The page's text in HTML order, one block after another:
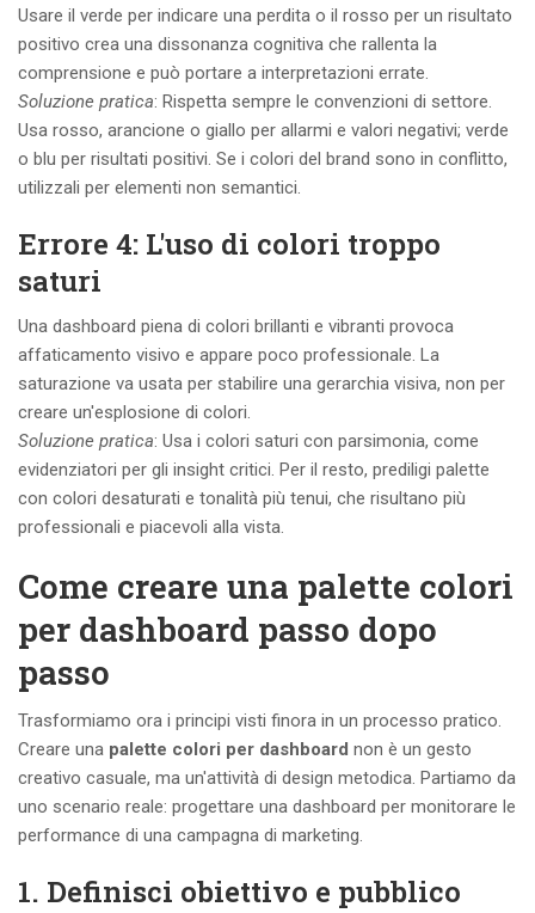
Usare il verde per indicare una perdita o il rosso per un risultato
positivo crea una dissonanza cognitiva che rallenta la
comprensione e può portare a interpretazioni errate.
Soluzione pratica: Rispetta sempre le convenzioni di settore.
Usa rosso, arancione o giallo per allarmi e valori negativi; verde
o blu per risultati positivi. Se i colori del brand sono in conflitto,
utilizzali per elementi non semantici.
Errore 4: L'uso di colori troppo
saturi
Una dashboard piena di colori brillanti e vibranti provoca
affaticamento visivo e appare poco professionale. La
saturazione va usata per stabilire una gerarchia visiva, non per
creare un'esplosione di colori.
Soluzione pratica: Usa i colori saturi con parsimonia, come
evidenziatori per gli insight critici. Per il resto, prediligi palette
con colori desaturati e tonalità più tenui, che risultano più
professionali e piacevoli alla vista.
Come creare una palette colori
per dashboard passo dopo
passo
Trasformiamo ora i principi visti finora in un processo pratico.
Creare una palette colori per dashboard non è un gesto
creativo casuale, ma un'attività di design metodica. Partiamo da
uno scenario reale: progettare una dashboard per monitorare le
performance di una campagna di marketing.
1. Definisci obiettivo e pubblico